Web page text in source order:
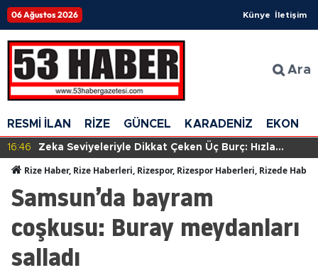
06 Ağustos 2026 Künye İletişim
Ara
RESMİ İLAN RİZE GÜNCEL KARADENİZ
16:46
Zeka Seviyeleriyle Dikkat Çeken Üç Burç: Hızla
Rize Haber, Rize Haberleri, Rizespor, Rizespor Haberleri, Rizede
Samsun’da bayram
coşkusu: Buray meydanları
salladı